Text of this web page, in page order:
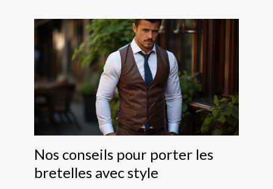
Nos conseils pour porter les
bretelles avec style